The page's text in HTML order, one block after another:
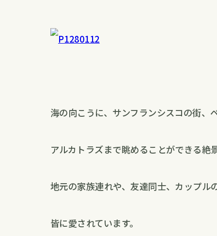
海の向こうに、サンフランシスコの街、
アルカトラズまで眺めることができる絶
地元の家族連れや、友達同士、カップル
皆に愛されています。